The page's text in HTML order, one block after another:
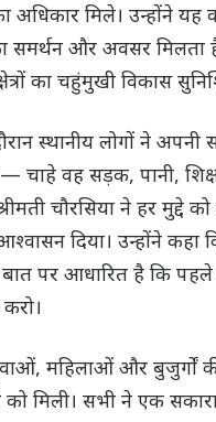
अधिकार मिले। उन्होंने यह
समर्थन और अवसर मिलता
का चहुंमुखी विकास
स्थानीय लोगों ने
वह सड़क, पानी,
चौरसिया ने हर मुद्दे
दिया। उन्होंने
बात पर आधारित है कि
महिलाओं और बुजुर्गों
मिली। सभी ने एक